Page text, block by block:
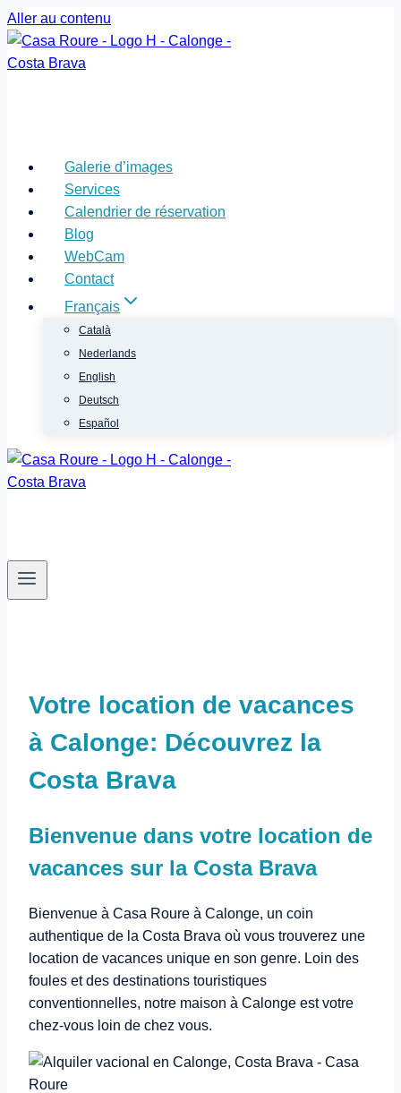
Aller au contenu
Galerie d’images
Services
Calendrier de réservation
Blog
WebCam
Contact
Français
Català
Nederlands
English
Deutsch
Español
Votre location de vacances
à Calonge: Découvrez la
Costa Brava
Bienvenue dans votre location de
vacances sur la Costa Brava
Bienvenue à Casa Roure à Calonge, un coin
authentique de la Costa Brava où vous trouverez une
location de vacances unique en son genre. Loin des
foules et des destinations touristiques
conventionnelles, notre maison à Calonge est votre
chez-vous loin de chez vous.